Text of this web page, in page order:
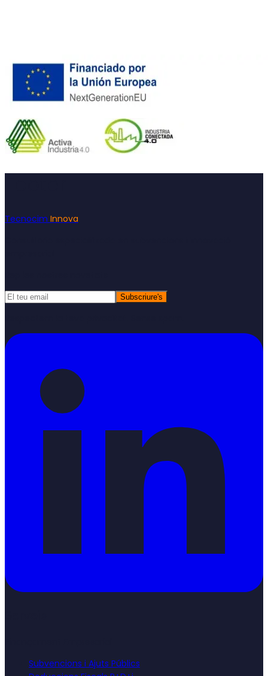
Tecnocim Innova
Subscriure's
Subvencions i Ajuts Públics